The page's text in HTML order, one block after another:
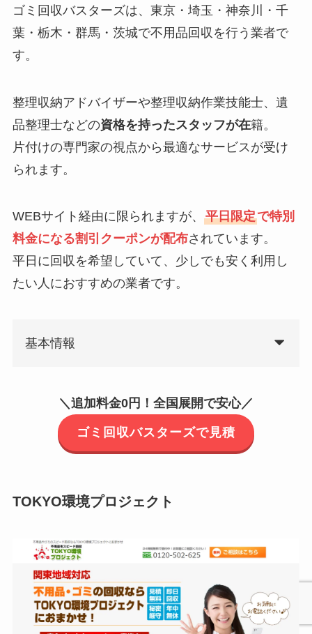
ゴミ回収バスターズは、東京・埼玉・神奈川・千
葉・栃木・群馬・茨城で不用品回収を行う業者で
す。
整理収納アドバイザーや整理収納作業技能士、遺
品整理士などの資格を持ったスタッフが在籍。
片付けの専門家の視点から最適なサービスが受け
られます。
WEBサイト経由に限られますが、 平日限定で特別
料金になる割引クーポンが配布されています。
平日に回収を希望していて、少しでも安く利用し
たい人におすすめの業者です。
基本情報
＼追加料金0円！全国展開で安心／
ゴミ回収バスターズで見積
TOKYO環境プロジェクト